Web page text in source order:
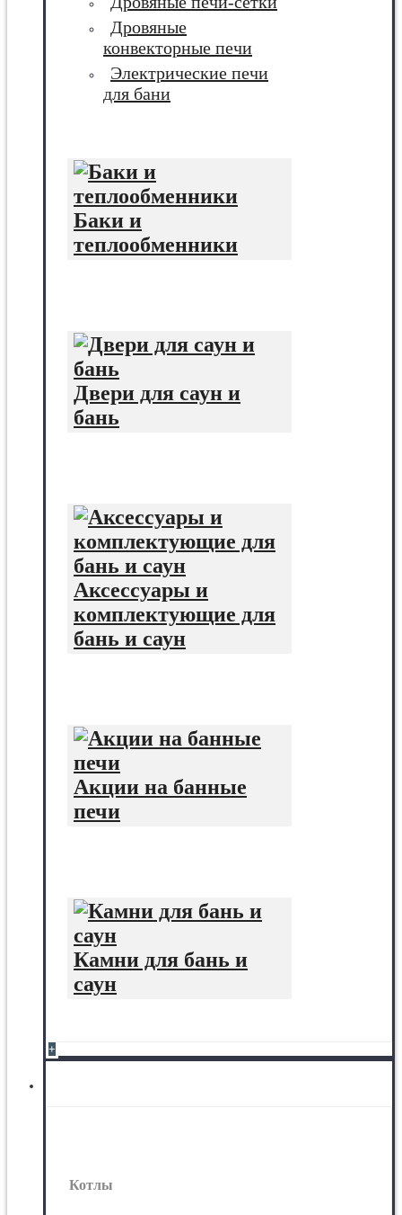
Дровяные
конвекторные печи
Электрические печи
для бани
Баки и
теплообменники
Двери для саун и
бань
Аксессуары и
комплектующие для
бань и саун
Акции на банные
печи
Камни для бань и
саун
+
Котлы